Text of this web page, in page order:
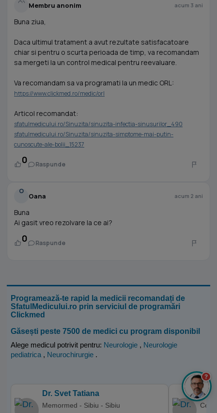
Membru anonim acum 3 ani
Buna ziua,
Daca ultimul tratament a avut rezultate satisfacatoare
chiar si pentru o scurta perioada de timp, va recomandam
sa mergeti la un control medical pentru reevaluare.
Va recomandam sa va programati la un medic ORL:
https://www.clickmed.ro/medic/orl
Articol recomandat:
sfatulmedicului.ro/Sinuzita/sinuzita-infectia-sinusurilor_490
sfatulmedicului.ro/Sinuzita/sinuzita-simptome-mai-putin-
cunoscute-ale-bolii_15237
0 Raspunde
O
Oana acum 2 ani
Buna
Ai gasit vreo rezolvare la ce ai?
0 Raspunde
Programează-te rapid la medicii recomandați de
SfatulMedicului.ro prin serviciul de programări
Clickmed
Găsești peste 7500 de medici cu program disponibil
Alege medicul potrivit pentru: Neurologie , Neurologie
pediatrica , Neurochirurgie .
Dr. Svet Tatiana
Memormed - Sibiu - Sibiu
Dr.
?